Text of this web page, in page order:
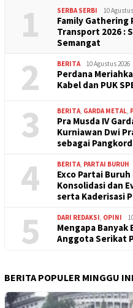
1 SERBA SERBI 10
Family Gathering
Transport 2026 :
Semangat
2 BERITA 10 Agustus 2026
Perdana
Kabel dan PUK
3 BERITA, GARDA METAL,
Pra Musda IV
Kurniawan Dwi
sebagai
4 BERITA, PARTAI BURUH
Exco Partai
Konsolidasi dan
serta Kaderisasi
5 DARI REDAKSI, OPINI
Mengapa Banyak
Anggota Serikat
BERITA POPULER MINGGU INI